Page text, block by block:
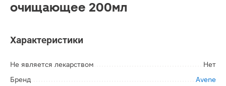
очищающее 200мл
Характеристики
Не является лекарством
Нет
Бренд
Avene